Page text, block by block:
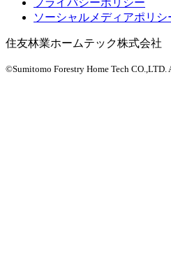
ソーシャルメディアポリシ
住友林業ホームテック株式会社
©Sumitomo Forestry Home Tech CO.,LTD.